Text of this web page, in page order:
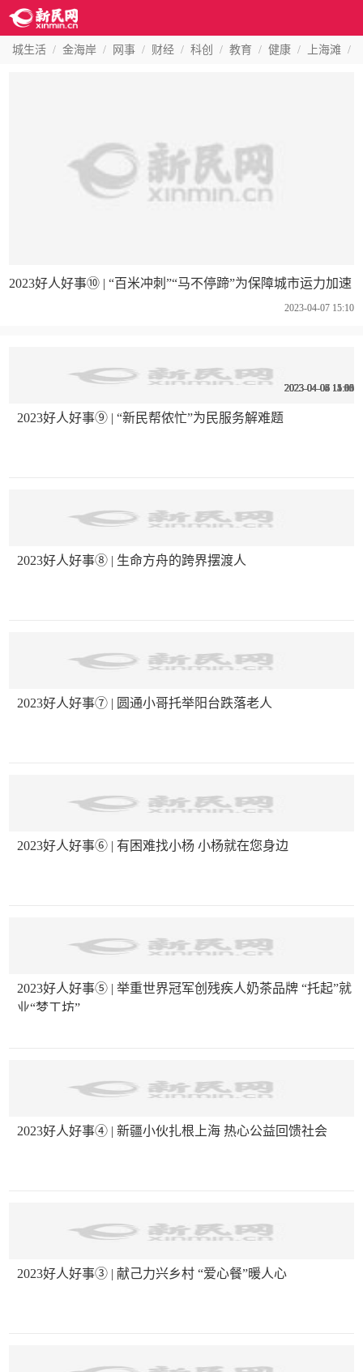
城生活 / 金海岸 / 网事 / 财经 / 科创 / 教育 / 健康 / 上海滩 /
2023好人好事⑩ | “百米冲刺”“马不停蹄”为保障城市运力加速
2023-04-07 15:10
2023好人好事⑨ | “新民帮侬忙”为民服务解难题
2023-04-07 15:05
2023好人好事⑧ | 生命方舟的跨界摆渡人
2023-04-06 15:05
2023好人好事⑦ | 圆通小哥托举阳台跌落老人
2023-04-06 15:05
2023好人好事⑥ | 有困难找小杨 小杨就在您身边
2023-04-05 15:00
2023好人好事⑤ | 举重世界冠军创残疾人奶茶品牌 “托起”就
业“梦工坊”
2023-04-05 15:00
2023好人好事④ | 新疆小伙扎根上海 热心公益回馈社会
2023-04-04 14:53
2023好人好事③ | 献己力兴乡村 “爱心餐”暖人心
2023-04-04 11:35
2023-04-03 11:16
2023-04-03 11:01